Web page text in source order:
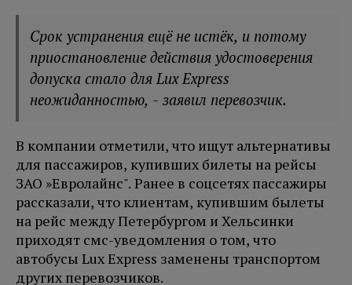
Срок устранения ещё не истёк, и потому
приостановление действия удостоверения
допуска стало для Lux Express
неожиданностью, - заявил перевозчик.
В компании отметили, что ищут альтернативы
для пассажиров, купивших билеты на рейсы
ЗАО »Евролайнс". Ранее в соцсетях пассажиры
рассказали, что клиентам, купившим былеты
на рейс между Петербургом и Хельсинки
приходят смс-уведомления о том, что
автобусы Lux Express заменены транспортом
других перевозчиков.